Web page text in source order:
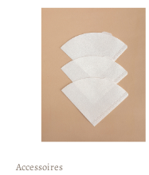
Accessoires